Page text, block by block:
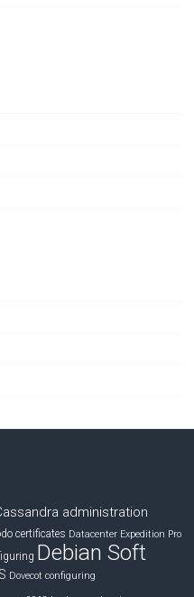
administration
certificates Datacenter Expedition Pro
Debian Soft
Dovecot configuring